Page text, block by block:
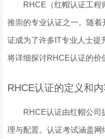
RHCE（红帽认证工程
推崇的专业认证之一。随
证成为了许多IT专业人士提
将详细探讨RHCE认证的价
RHCE认证的定义和
RHCE认证由红帽公司
理与配置。认证考试涵盖